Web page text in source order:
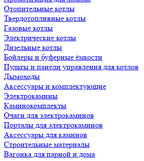
Отопительные котлы
Твердотопливные котлы
Газовые котлы
Электрические котлы
Дизельные котлы
Бойлеры и буферные ёмкости
Пульты и панели управления для котлов
Дымоходы
Аксессуары и комплектующие
Электрокамины
Каминокомплекты
Очаги для электрокаминов
Порталы для электрокаминов
Аксессуары для каминов
Строительные материалы
Вагонка для парной и дома